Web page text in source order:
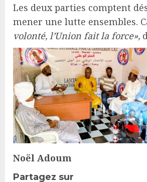
Les deux parties comptent
mener une lutte ensembles.
volonté, l’Union fait la force»,
Noël Adoum
Partagez sur